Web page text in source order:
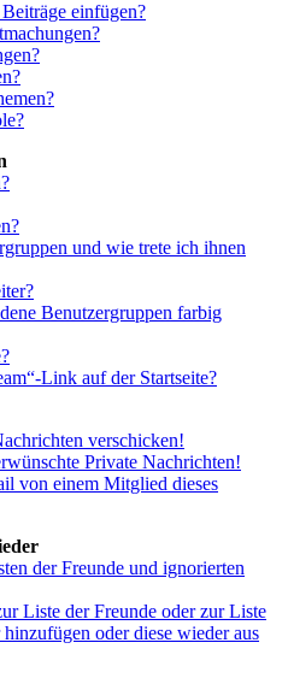
einfügen?
und wie trete ich ihnen
Benutzergruppen farbig
Link auf der Startseite?
verschicken!
Private Nachrichten!
von einem Mitglied dieses
der Freunde und ignorierten
Liste der Freunde oder zur Liste
oder diese wieder aus